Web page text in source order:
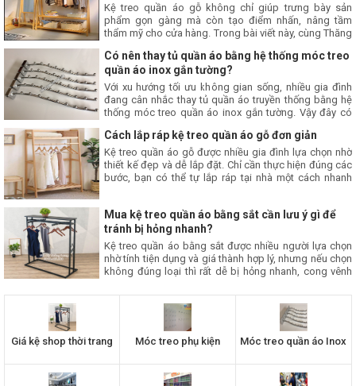
Kệ treo quần áo gỗ không chỉ giúp trưng bày sản
phẩm gọn gàng mà còn tạo điểm nhấn, nâng tầm
thẩm mỹ cho cửa hàng. Trong bài viết này, cùng Thăng
xây dựng không gian mua sắm chuyên nghiệp, thu hút
khách hàng.
Có nên thay tủ quần áo bằng hệ thống móc treo
quần áo inox gắn tường?
Với xu hướng tối ưu không gian sống, nhiều gia đình
đang cân nhắc thay tủ quần áo truyền thống bằng hệ
thống móc treo quần áo inox gắn tường. Vậy đây có
ưu điểm và hạn chế trước khi đưa ra quyết định trong
bài viết này nhé.
Cách lắp ráp kệ treo quần áo gỗ đơn giản
Kệ treo quần áo gỗ được nhiều gia đình lựa chọn nhờ
thiết kế đẹp và dễ lắp đặt. Chỉ cần thực hiện đúng các
bước, bạn có thể tự lắp ráp tại nhà một cách nhanh
quần áo bằng gỗ đơn giản tại nhà.
Mua kệ treo quần áo bằng sắt cần lưu ý gì để
tránh bị hỏng nhanh?
Kệ treo quần áo bằng sắt được nhiều người lựa chọn
nhờ tính tiện dụng và giá thành hợp lý, nhưng nếu chọn
không đúng loại thì rất dễ bị hỏng nhanh, cong vênh
để đảm bảo độ bền và sử dụng lâu dài? Cùng tìm hiểu
ngay trong bài viết dưới đây nhé.
Giá kệ shop thời trang Móc treo phụ kiện Móc treo quần áo Inox